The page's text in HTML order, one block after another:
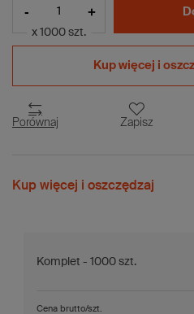
- +
x 1000 szt.
Kup więcej i
Porównaj Zapisz
Kup więcej i oszczędzaj
Komplet - 1000 szt.
Cena brutto/szt.